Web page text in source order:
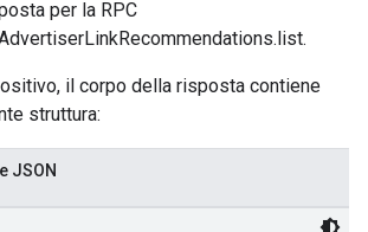
per la RPC
il corpo della risposta contiene
struttura:
JSON